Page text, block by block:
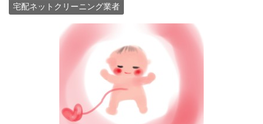
宅配ネットクリーニング業者